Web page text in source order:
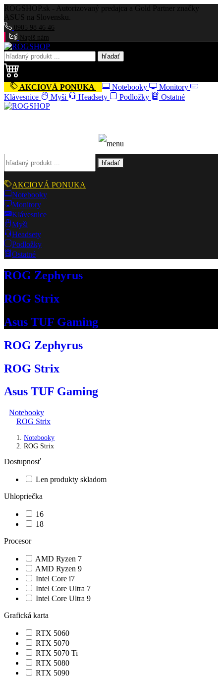
ROGSHOP.sk - Autorizovaný predajca a Gold Partner značky
ASUS na Slovensku.
0905 98 46 46
Napíš nám
hľadať
AKCIOVÁ PONUKA Notebooky
Monitory
Klávesnice
Myši Headsety Podložky Ostatné
hľadať
AKCIOVÁ PONUKA
Notebooky
Monitory
Klávesnice
Myši
Headsety
Podložky
Ostatné
ROG Zephyrus
ROG Strix
Asus TUF Gaming
ROG Zephyrus
ROG Strix
Asus TUF Gaming
Notebooky
ROG Strix
Notebooky
ROG Strix
Dostupnosť
Len produkty skladom
Uhlopriečka
16
18
Procesor
AMD Ryzen 7
AMD Ryzen 9
Intel Core i7
Intel Core Ultra 7
Intel Core Ultra 9
Grafická karta
RTX 5060
RTX 5070
RTX 5070 Ti
RTX 5080
RTX 5090